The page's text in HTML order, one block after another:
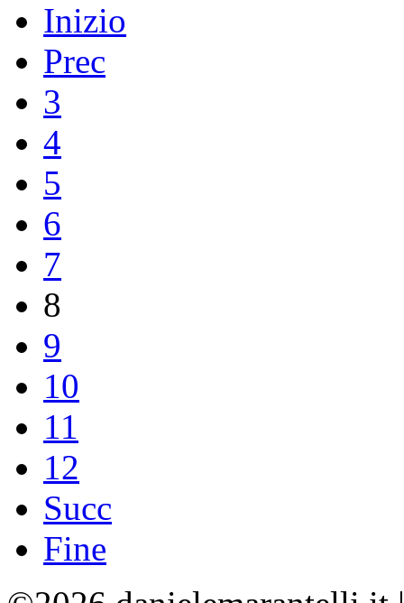
Inizio
Prec
3
4
5
6
7
8
9
10
11
12
Succ
Fine